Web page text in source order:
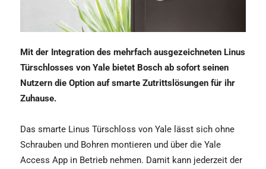
Mit der Integration des mehrfach ausgezeichneten Linus
Türschlosses von Yale bietet Bosch ab sofort seinen
Nutzern die Option auf smarte Zutrittslösungen für ihr
Zuhause.
Das smarte Linus Türschloss von Yale lässt sich ohne
Schrauben und Bohren montieren und über die Yale
Access App in Betrieb nehmen. Damit kann jederzeit der